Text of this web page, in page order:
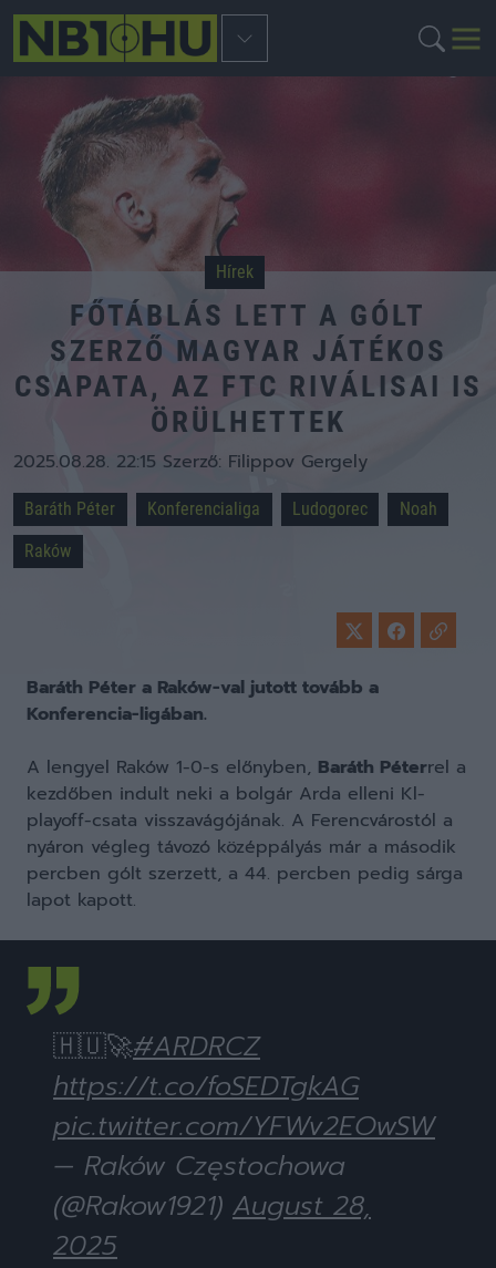
Hírek
FŐTÁBLÁS LETT A GÓLT
SZERZŐ MAGYAR JÁTÉKOS
CSAPATA, AZ FTC RIVÁLISAI IS
ÖRÜLHETTEK
2025.08.28. 22:15 Szerző: Filippov Gergely
Baráth Péter Konferencialiga Ludogorec
Noah
Raków
Baráth Péter a Raków-val jutott tovább a
Konferencia-ligában.
A lengyel Raków 1-0-s előnyben, Baráth Péterrel a
kezdőben indult neki a bolgár Arda elleni Kl-
playoff-csata visszavágójának. A Ferencvárostól a
nyáron végleg távozó középpályás már a második
percben gólt szerzett, a 44. percben pedig sárga
lapot kapott.
🇭🇺🚀#ARDRCZ
https://t.co/foSEDTgkAG
pic.twitter.com/YFWv2EOwSW
— Raków Częstochowa
(@Rakow1921) August 28,
2025